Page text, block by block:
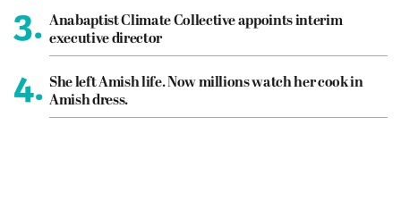
3. Anabaptist Climate Collective appoints interim
executive director
4. She left Amish life. Now millions watch her cook in
Amish dress.